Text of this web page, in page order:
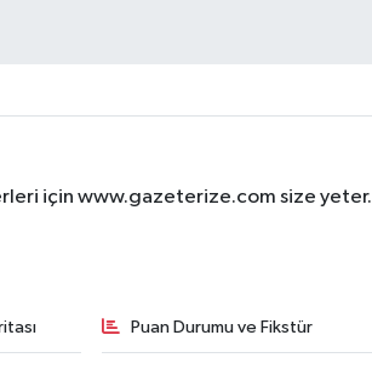
için www.gazeterize.com size yeter.
Puan Durumu ve Fikstür